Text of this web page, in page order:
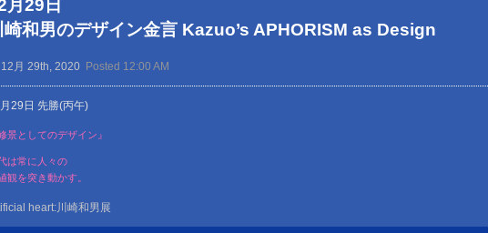
月29日
崎和男のデザイン金言 Kazuo’s APHORISM as Design
月 29th, 2020 Posted 12:00 AM
29日 先勝(丙午)
修景としてのデザイン』
は常に人々の
観を突き動かす。
heart:川崎和男展